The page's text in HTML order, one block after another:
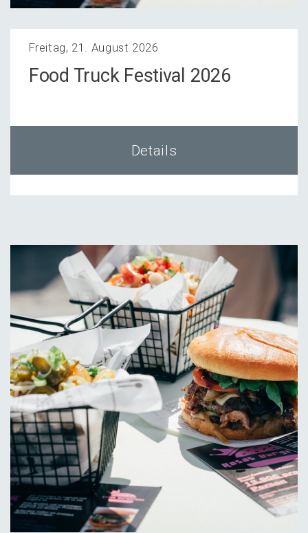
Freitag, 21. August 2026
Food Truck Festi­val 2026
Details